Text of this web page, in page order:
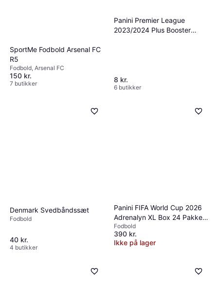
SportMe Fodbold Arsenal FC
R5
Fodbold, Arsenal FC
150 kr.
7 butikker
Panini Premier League
2023/2024 Plus Booster
8 kr.
6 butikker
Denmark Svedbåndssæt
Fodbold
40 kr.
4 butikker
Panini FIFA World Cup 2026
Adrenalyn XL Box 24 Pakker
- Flerfarvet
Fodbold
390 kr.
Ikke på lager